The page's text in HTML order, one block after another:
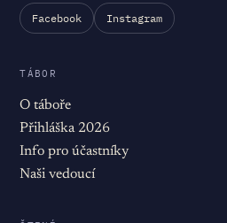
Facebook Instagram
TÁBOR
O táboře
Přihláška 2026
Info pro účastníky
Naši vedoucí